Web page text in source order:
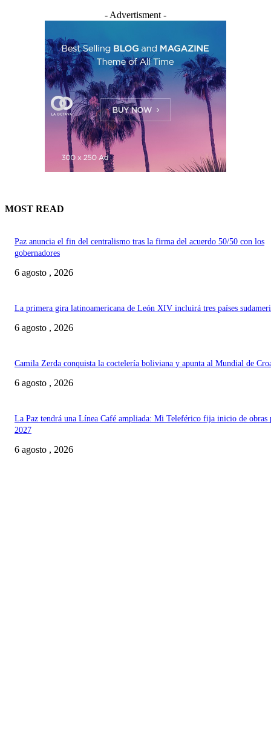
- Advertisment -
MOST READ
Paz anuncia el fin del centralismo tras la firma del acuerdo 50/50 con los
gobernadores
6 agosto , 2026
La primera gira latinoamericana de León XIV incluirá tres países
6 agosto , 2026
Camila Zerda conquista la coctelería boliviana y apunta al Mundial de
6 agosto , 2026
La Paz tendrá una Línea Café ampliada: Mi Teleférico fija inicio de obras
2027
6 agosto , 2026